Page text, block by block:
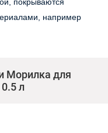
например
вида ценных
(защиты от
Морилка для
л